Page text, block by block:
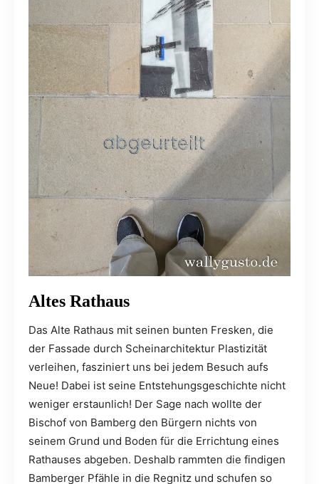
Altes Rathaus
Das Alte Rathaus mit seinen bunten Fresken, die
der Fassade durch Scheinarchitektur Plastizität
verleihen, fasziniert uns bei jedem Besuch aufs
Neue! Dabei ist seine Entstehungsgeschichte nicht
weniger erstaunlich! Der Sage nach wollte der
Bischof von Bamberg den Bürgern nichts von
seinem Grund und Boden für die Errichtung eines
Rathauses abgeben. Deshalb rammten die findigen
Bamberger Pfähle in die Regnitz und schufen so